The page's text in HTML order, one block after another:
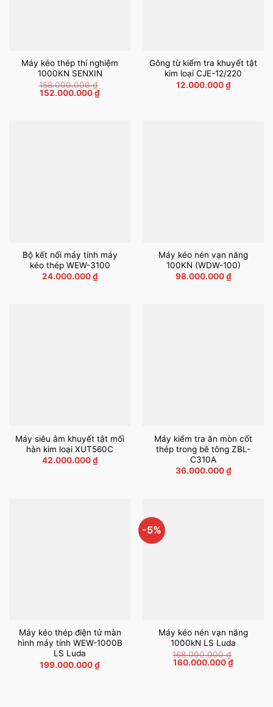
Máy kéo thép thí nghiệm
1000KN SENXIN
158.000.000₫
Giá
152.000.000₫Giá
Gông từ kiểm tra khuyết tật
kim loại CJE-12/220
12.000.000₫
Bộ kết nối máy tính máy
kéo thép WEW-3100
24.000.000₫
Máy kéo nén vạn năng
100KN (WDW-100)
98.000.000₫
Máy siêu âm khuyết tật mối
hàn kim loại XUT560C
42.000.000₫
Máy kiểm tra ăn mòn cốt
thép trong bê tông ZBL-
C310A
36.000.000₫
Máy kéo thép điện tử màn
hình máy tính WEW-1000B
LS Luda
199.000.000₫
-5%
Máy kéo nén vạn năng
1000kN LS Luda
168.000.000₫
Giá
160.000.000₫Giá